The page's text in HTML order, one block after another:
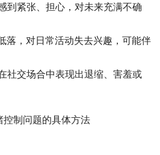
到紧张、担心，对未来充满不确
，对日常活动失去兴趣，可能伴
社交场合中表现出退缩、害羞或
制问题的具体方法